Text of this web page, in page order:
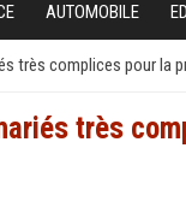
AUTOMOBILE
très complices pour la
très